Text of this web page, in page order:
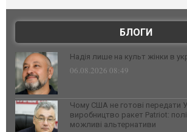
БЛОГИ
Надія лише на культ жінки в
06.08.2026 08:49
Чому США не готові передати
виробництво ракет Patriot:
можливі альтернативи